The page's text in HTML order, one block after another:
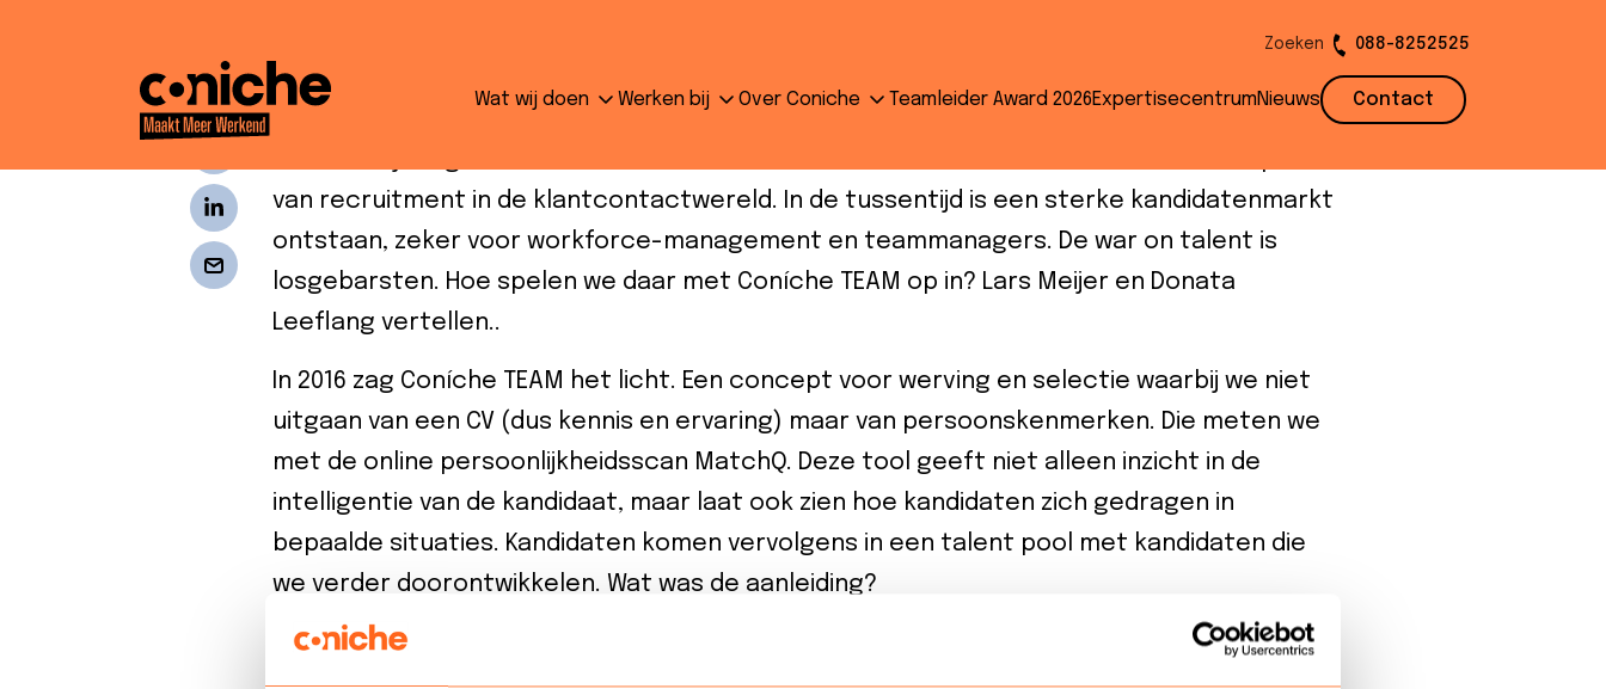
Zoeken 088-8252525
Wat wij doen Werken bij Over Coniche Teamleider Award 2026ExpertisecentrumNieuws Contact
Coniche TEAM en de War on Talent
van recruitment in de klantcontactwereld. In de tussentijd is een sterke kandidatenmarkt
ontstaan, zeker voor workforce-management en teammanagers. De war on talent is
losgebarsten. Hoe spelen we daar met Coníche TEAM op in? Lars Meijer en Donata
Leeflang vertellen..
In 2016 zag Coníche TEAM het licht. Een concept voor werving en selectie waarbij we niet
uitgaan van een CV (dus kennis en ervaring) maar van persoonskenmerken. Die meten we
met de online persoonlijkheidsscan MatchQ. Deze tool geeft niet alleen inzicht in de
intelligentie van de kandidaat, maar laat ook zien hoe kandidaten zich gedragen in
bepaalde situaties. Kandidaten komen vervolgens in een talent pool met kandidaten die
we verder doorontwikkelen. Wat was de aanleiding?
‘Medewerkers worden meer zelfsturend en teammanagers krijgen meer de rol van
coach’ – Lars Meijer